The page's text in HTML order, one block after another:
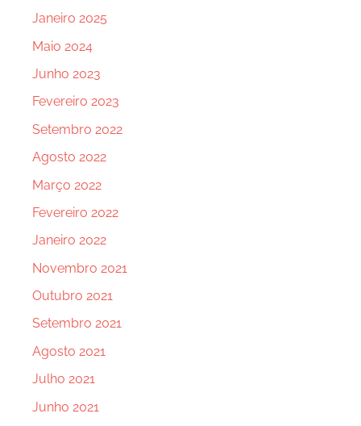
Janeiro 2025
Maio 2024
Junho 2023
Fevereiro 2023
Setembro 2022
Agosto 2022
Março 2022
Fevereiro 2022
Janeiro 2022
Novembro 2021
Outubro 2021
Setembro 2021
Agosto 2021
Julho 2021
Junho 2021